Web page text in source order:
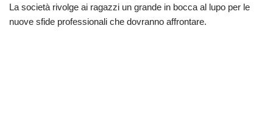
La società rivolge ai ragazzi un grande in bocca al lupo per le
nuove sfide professionali che dovranno affrontare.